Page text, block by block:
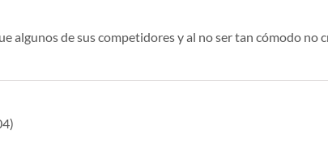
algunos de sus competidores y al no ser tan cómodo no